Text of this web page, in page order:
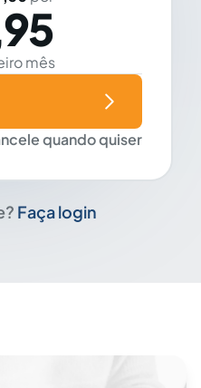
mês
quando quiser
Faça login